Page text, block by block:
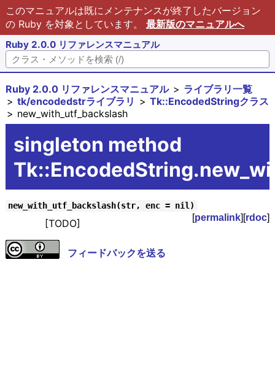
このマニュアルは既にメンテナンスが終了したバージョン
の Ruby を対象としています。 最新版のマニュアルへ
Ruby 2.0.0 リファレンスマニュアル
Ruby 2.0.0 リファレンスマニュアル
ライブラリ一覧
tk/encodedstrライブラリ
Tk::EncodedStringクラス
new_with_utf_backslash
singleton method
new_with_utf_backslash(str, enc = nil)
[permalink][rdoc]
[TODO]
フィードバックを送る